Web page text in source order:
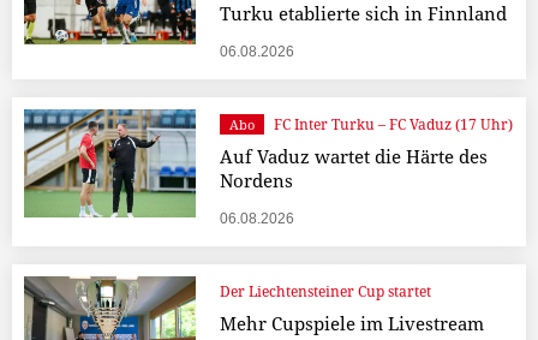
Turku etablierte sich in Finnland
06.08.2026
Abo FC Inter Turku – FC Vaduz (17 Uhr)
Auf Vaduz wartet die Härte des
Nordens
06.08.2026
Der Liechtensteiner Cup startet
Mehr Cupspiele im Livestream